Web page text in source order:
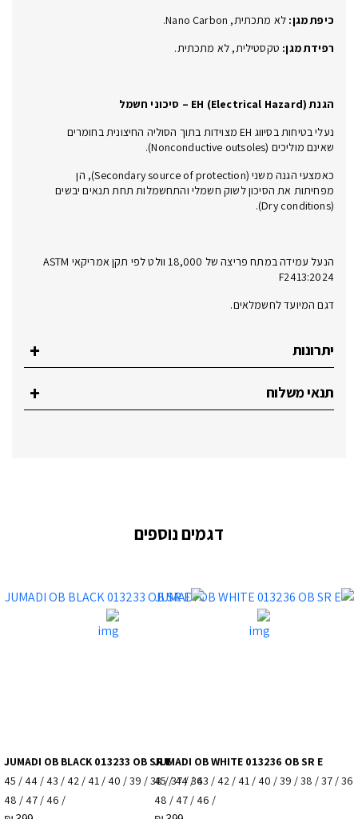
כיפת מגן: לא מתכתית, Nano Carbon.
רפידת מגן: טקסטילית, לא מתכתית.
הגנת EH (Electrical Hazard) – סיכוני חשמל
נעלי בטיחות בסיווג EH מצוידות בתוך הסוליה החיצונית בחומרים
שאינם מוליכים (Nonconductive outsoles).
כאמצעי הגנה משני (Secondary source of protection), הן
מפחיתות את הסיכון לשוק חשמלי והתחשמלות תחת תנאים יבשים
(Dry conditions).
הנעל עמידה במתח פריצה של 18,000 וולט לפי תקן אמריקאי ASTM
F2413:2024
דגם המיועד לחשמלאים.
יתרונות
תנאי משלוח
דגמים נוספים
JUMADI OB WHITE 013236 OB SR E
36 / 37 / 38 / 39 / 40 / 41 / 42 / 43 / 44 / 45
/ 46 / 47 / 48
JUMADI OB BLACK 013233 OB SR E
36 / 37 / 38 / 39 / 40 / 41 / 42 / 43 / 44 / 45
/ 46 / 47 / 48